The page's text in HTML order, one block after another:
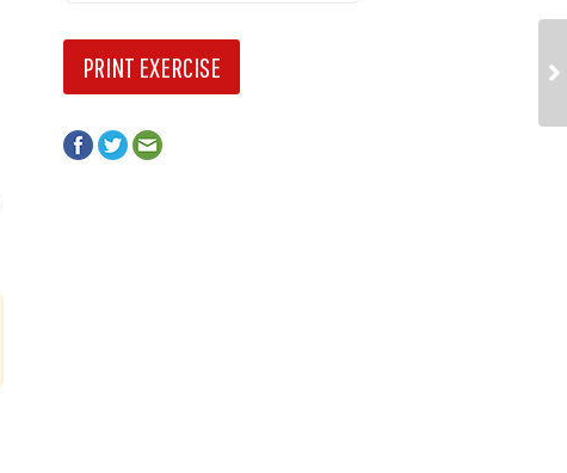
PRINT EXERCISE